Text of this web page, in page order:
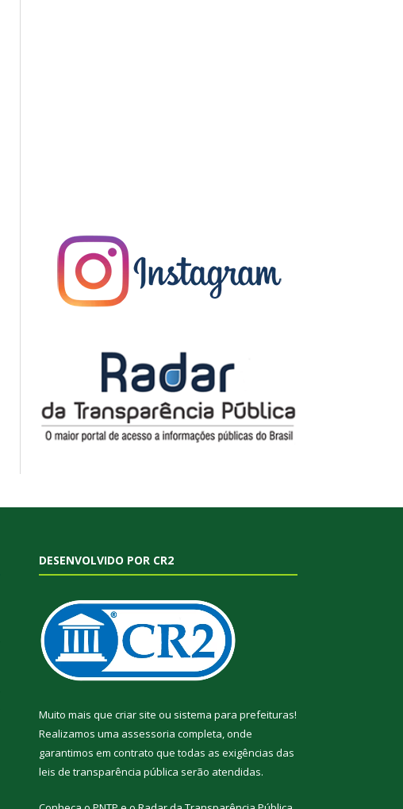
DESENVOLVIDO POR CR2
Muito mais que criar site ou sistema para prefeituras!
Realizamos uma assessoria completa, onde
garantimos em contrato que todas as exigências das
leis de transparência pública serão atendidas.